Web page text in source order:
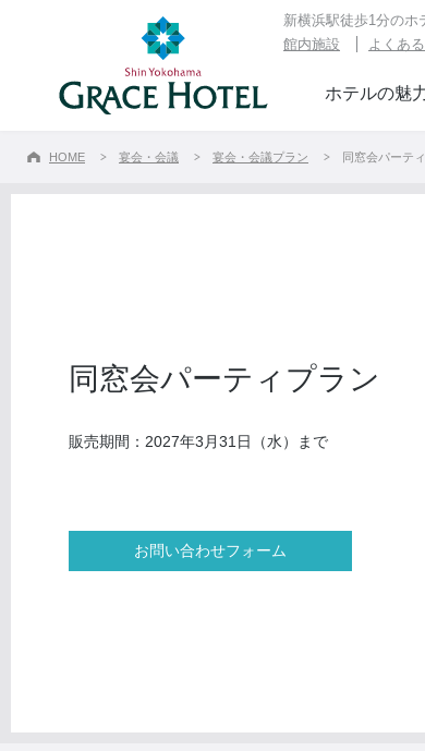
ホテルの魅
新横浜駅徒歩1分のホ
館内施設
よくあ
HOME 宴会・会議 宴会・会議プラン 同窓会パーテ
同窓会パーティプラン
販売期間：2027年3月31日（水）まで
お問い合わせフォーム